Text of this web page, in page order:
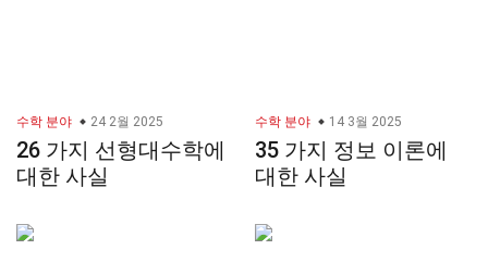
수학 분야 24 2월 2025
26 가지 선형대수학에
대한 사실
수학 분야 14 3월 2025
35 가지 정보 이론에
대한 사실